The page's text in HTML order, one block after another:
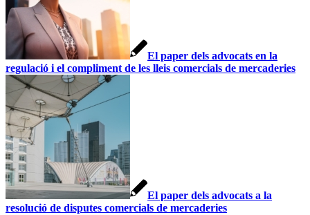
El paper dels advocats en la
regulació i el compliment de les lleis comercials de mercaderies
El paper dels advocats a la
resolució de disputes comercials de mercaderies